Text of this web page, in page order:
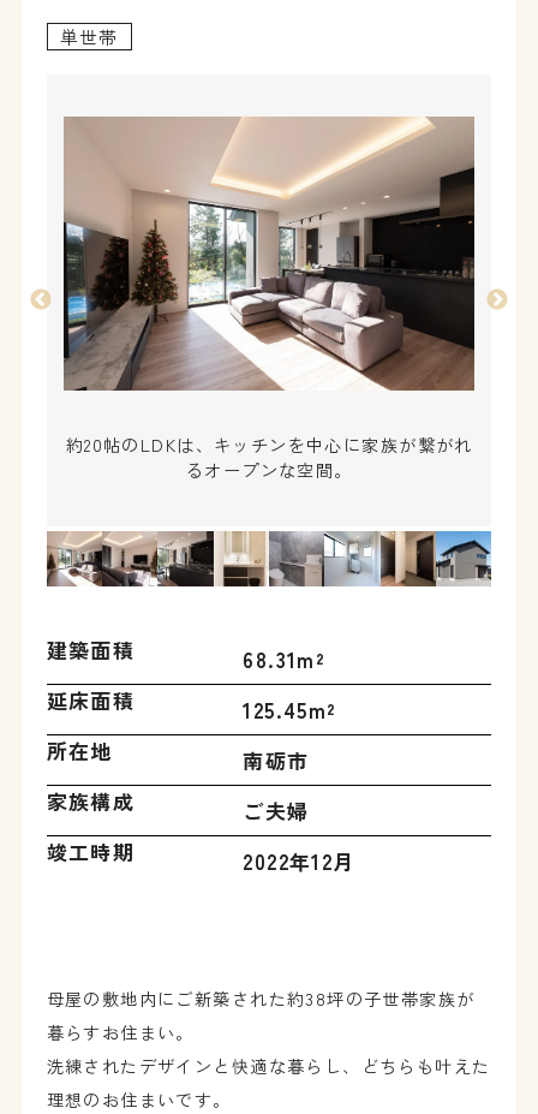
単世帯
約20帖のLDKは、キッチンを中心に家族が繋がれ
るオープンな空間。
建築面積
68.31m²
延床面積
125.45m²
所在地
南砺市
家族構成
ご夫婦
竣工時期
2022年12月
母屋の敷地内にご新築された約38坪の子世帯家族が
暮らすお住まい。
洗練されたデザインと快適な暮らし、どちらも叶えた
理想のお住まいです。